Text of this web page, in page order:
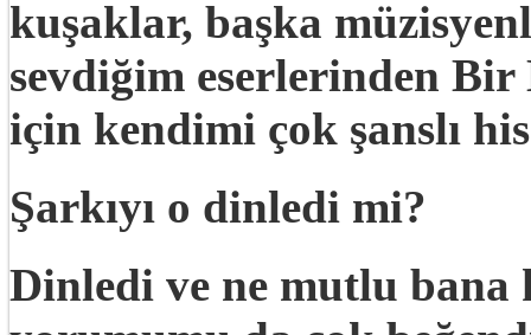
kuşaklar, başka
sevdiğim eserlerinden Bir
için kendimi çok şanslı
Şarkıyı o dinledi mi?
Dinledi ve ne mutlu bana